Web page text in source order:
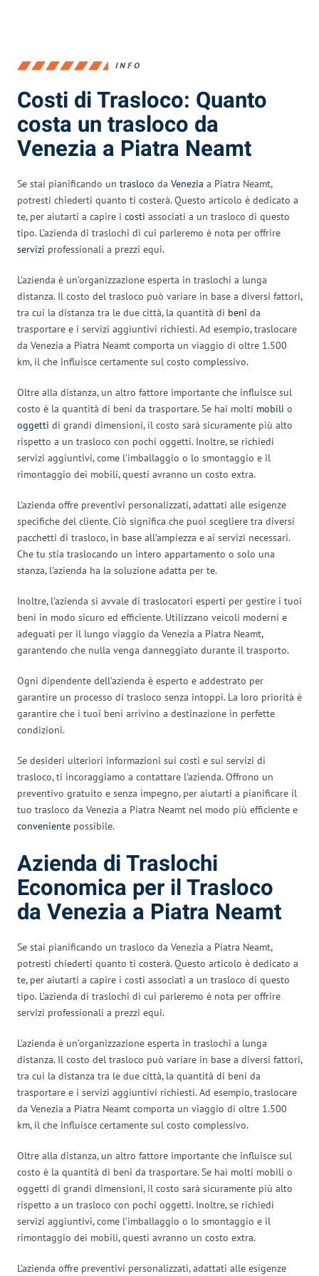
INFO
Costi di Trasloco: Quanto
costa un trasloco da
Venezia a Piatra Neamt
Se stai pianificando un trasloco da Venezia a Piatra Neamt,
potresti chiederti quanto ti costerà. Questo articolo è dedicato a
te, per aiutarti a capire i costi associati a un trasloco di questo
tipo. L’azienda di traslochi di cui parleremo è nota per offrire
servizi professionali a prezzi equi.
L’azienda è un’organizzazione esperta in traslochi a lunga
distanza. Il costo del trasloco può variare in base a diversi fattori,
tra cui la distanza tra le due città, la quantità di beni da
trasportare e i servizi aggiuntivi richiesti. Ad esempio, traslocare
da Venezia a Piatra Neamt comporta un viaggio di oltre 1.500
km, il che influisce certamente sul costo complessivo.
Oltre alla distanza, un altro fattore importante che influisce sul
costo è la quantità di beni da trasportare. Se hai molti mobili o
oggetti di grandi dimensioni, il costo sarà sicuramente più alto
rispetto a un trasloco con pochi oggetti. Inoltre, se richiedi
servizi aggiuntivi, come l’imballaggio o lo smontaggio e il
rimontaggio dei mobili, questi avranno un costo extra.
L’azienda offre preventivi personalizzati, adattati alle esigenze
specifiche del cliente. Ciò significa che puoi scegliere tra diversi
pacchetti di trasloco, in base all’ampiezza e ai servizi necessari.
Che tu stia traslocando un intero appartamento o solo una
stanza, l’azienda ha la soluzione adatta per te.
Inoltre, l’azienda si avvale di traslocatori esperti per gestire i tuoi
beni in modo sicuro ed efficiente. Utilizzano veicoli moderni e
adeguati per il lungo viaggio da Venezia a Piatra Neamt,
garantendo che nulla venga danneggiato durante il trasporto.
Ogni dipendente dell’azienda è esperto e addestrato per
garantire un processo di trasloco senza intoppi. La loro priorità è
garantire che i tuoi beni arrivino a destinazione in perfette
condizioni.
Se desideri ulteriori informazioni sui costi e sui servizi di
trasloco, ti incoraggiamo a contattare l’azienda. Offrono un
preventivo gratuito e senza impegno, per aiutarti a pianificare il
tuo trasloco da Venezia a Piatra Neamt nel modo più efficiente e
conveniente possibile.
Azienda di Traslochi
Economica per il Trasloco
da Venezia a Piatra Neamt
Se stai pianificando un trasloco da Venezia a Piatra Neamt,
potresti chiederti quanto ti costerà. Questo articolo è dedicato a
te, per aiutarti a capire i costi associati a un trasloco di questo
tipo. L’azienda di traslochi di cui parleremo è nota per offrire
servizi professionali a prezzi equi.
L’azienda è un’organizzazione esperta in traslochi a lunga
distanza. Il costo del trasloco può variare in base a diversi fattori,
tra cui la distanza tra le due città, la quantità di beni da
trasportare e i servizi aggiuntivi richiesti. Ad esempio, traslocare
da Venezia a Piatra Neamt comporta un viaggio di oltre 1.500
km, il che influisce certamente sul costo complessivo.
Oltre alla distanza, un altro fattore importante che influisce sul
costo è la quantità di beni da trasportare. Se hai molti mobili o
oggetti di grandi dimensioni, il costo sarà sicuramente più alto
rispetto a un trasloco con pochi oggetti. Inoltre, se richiedi
servizi aggiuntivi, come l’imballaggio o lo smontaggio e il
rimontaggio dei mobili, questi avranno un costo extra.
L’azienda offre preventivi personalizzati, adattati alle esigenze